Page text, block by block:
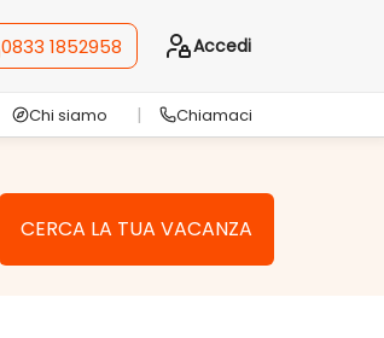
0833 1852958 Accedi
Chi siamo Chiamaci